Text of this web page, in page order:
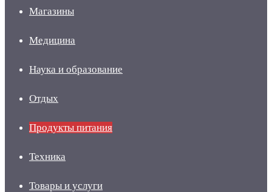
Магазины
Медицина
Наука и образование
Отдых
Продукты питания
Техника
Товары и услуги